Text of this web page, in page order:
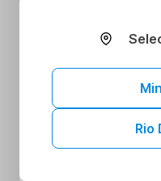
Realize seus
escolhida
4 Tenha acesso
sair de casaRio